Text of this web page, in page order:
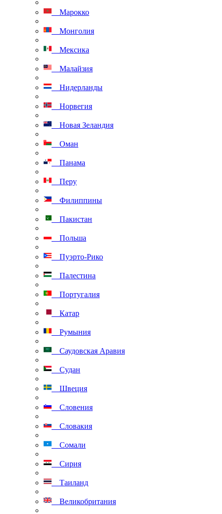
Марокко
Монголия
Мексика
Малайзия
Нидерланды
Норвегия
Новая Зеландия
Оман
Панама
Перу
Филиппины
Пакистан
Польша
Пуэрто-Рико
Палестина
Португалия
Катар
Румыния
Саудовская Аравия
Судан
Швеция
Словения
Словакия
Сомали
Сирия
Таиланд
Великобритания